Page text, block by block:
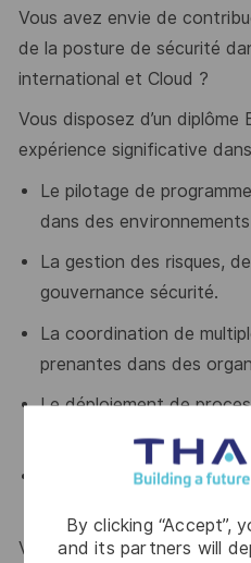
By clicking “Accept”,
and its partners will
Vous avez envie de
de la posture de sécurité
international et Cloud ?
Vous disposez d’un diplôme
expérience significative
Le pilotage de
dans des
La gestion des risques,
gouvernance sécurité.
La coordination de
prenantes dans des
Le déploiement de
d’amélioration à grande
Une forte capacité
Vous possédez également :